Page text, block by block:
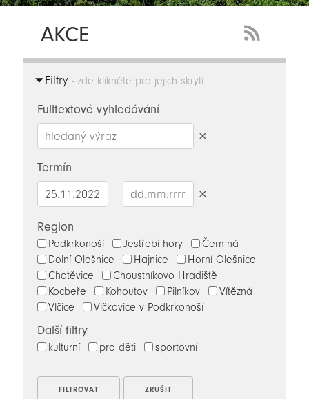
AKCE
Feed
Filtry- zde klikněte pro jejich skrytí
Fulltextové vyhledávání
Termín
–
Region
Podkrkonoší Jestřebí hory
Čermná
Dolní Olešnice
Hajnice
Horní Olešnice
Chotěvice
Choustníkovo Hradiště
Kocbeře
Kohoutov Pilníkov
Vítězná
Vlčice
Vlčkovice v Podkrkonoší
Další filtry
kulturní pro děti sportovní